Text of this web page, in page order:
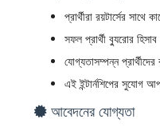
প্রার্থীরা রয়টার্সের
সফল প্রার্থী ব্যুরোর
যোগ্যতাসম্পন্ন
এই ইন্টার্নশিপের সুযোগ
আবেদনের যোগ্যতা